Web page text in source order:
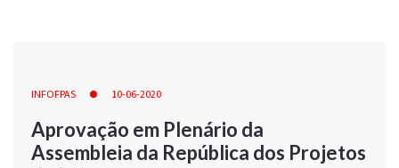
INFOFPAS 10-06-2020
Aprovação em Plenário da
Assembleia da República dos Projetos